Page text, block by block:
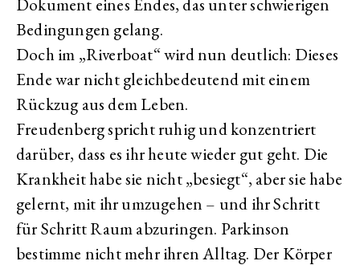
Bedingungen gelang.
Doch im „Riverboat“ wird nun deutlich: Dieses
Ende war nicht gleichbedeutend mit einem
Rückzug aus dem Leben.
Freudenberg spricht ruhig und konzentriert
darüber, dass es ihr heute wieder gut geht. Die
Krankheit habe sie nicht „besiegt“, aber sie habe
gelernt, mit ihr umzugehen – und ihr Schritt
für Schritt Raum abzuringen. Parkinson
bestimme nicht mehr ihren Alltag. Der Körper